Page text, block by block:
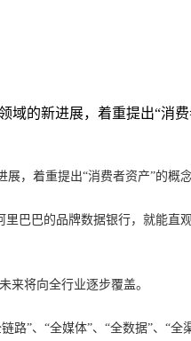
的新进展，着重提出“消费
，着重提出“消费者资产”的概念
巴巴的品牌数据银行，就能
来将向全行业逐步覆盖。
”、“全媒体”、“全数据”、“